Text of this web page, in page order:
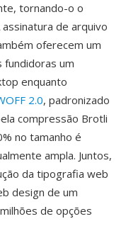
tornando-o o
de arquivo
oferecem um
fundidoras um
enquanto
2.0, padronizado
compressão Brotli
no tamanho é
ampla. Juntos,
da tipografia web
design de um
de opções